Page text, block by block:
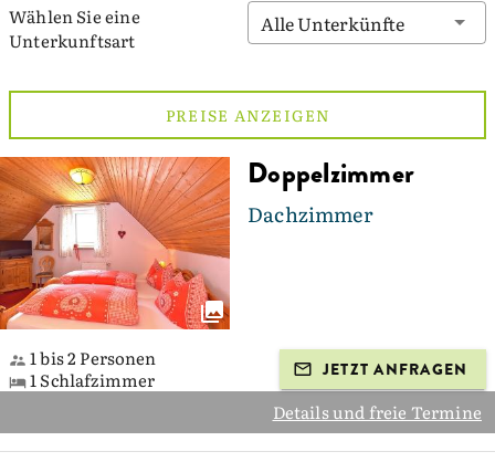
Wählen Sie eine
Unterkunftsart
Alle Unterkünfte
PREISE ANZEIGEN
Doppelzimmer
Dachzimmer
1 bis 2 Personen
1 Schlafzimmer
JETZT ANFRAGEN
Details und freie Termine